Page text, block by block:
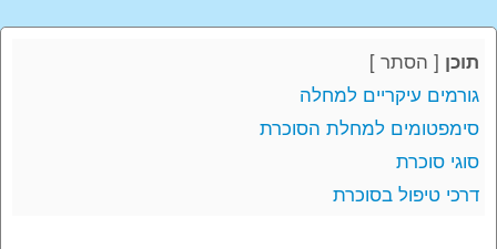
תוכן [ הסתר ]
גורמים עיקריים למחלה
סימפטומים למחלת הסוכרת
סוגי סוכרת
דרכי טיפול בסוכרת